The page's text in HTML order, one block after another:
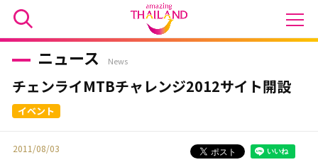
ニュース News
チェンライMTBチャレンジ2012サイト開設
2011/08/03